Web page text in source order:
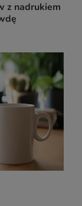
z nadrukiem